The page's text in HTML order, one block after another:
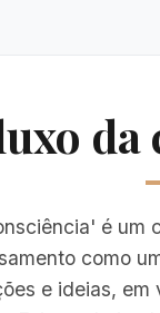
da
é um
como
e ideias,